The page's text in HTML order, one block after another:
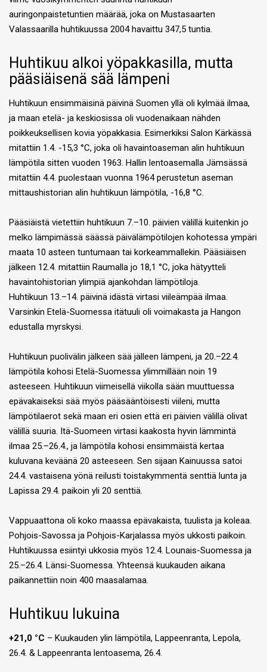
auringonpaistetuntien määrää, joka on Mustasaarten
Valassaarilla huhtikuussa 2004 havaittu 347,5 tuntia.
Huhtikuu alkoi yöpakkasilla, mutta
pääsiäisenä sää lämpeni
Huhtikuun ensimmäisinä päivinä Suomen yllä oli kylmää ilmaa,
ja maan etelä- ja keskiosissa oli vuodenaikaan nähden
poikkeuksellisen kovia yöpakkasia. Esimerkiksi Salon Kärkässä
mitattiin 1.4. -15,3 °C, joka oli havaintoaseman alin huhtikuun
lämpötila sitten vuoden 1963. Hallin lentoasemalla Jämsässä
mitattiin 4.4. puolestaan vuonna 1964 perustetun aseman
mittaushistorian alin huhtikuun lämpötila, -16,8 °C.
Pääsiäistä vietettiin huhtikuun 7.–10. päivien välillä kuitenkin jo
melko lämpimässä säässä päivälämpötilojen kohotessa ympäri
maata 10 asteen tuntumaan tai korkeammallekin. Pääsiäisen
jälkeen 12.4. mitattiin Raumalla jo 18,1 °C, joka hätyytteli
havaintohistorian ylimpiä ajankohdan lämpötiloja.
Huhtikuun 13.–14. päivinä idästä virtasi viileämpää ilmaa.
Varsinkin Etelä-Suomessa itätuuli oli voimakasta ja Hangon
edustalla myrskysi.
Huhtikuun puolivälin jälkeen sää jälleen lämpeni, ja 20.–22.4.
lämpötila kohosi Etelä-Suomessa ylimmillään noin 19
asteeseen. Huhtikuun viimeisellä viikolla sään muuttuessa
epävakaiseksi sää myös pääsääntöisesti viileni, mutta
lämpötilaerot sekä maan eri osien että eri päivien välillä olivat
välillä suuria. Itä-Suomeen virtasi kaakosta hyvin lämmintä
ilmaa 25.–26.4., ja lämpötila kohosi ensimmäistä kertaa
kuluvana keväänä 20 asteeseen. Sen sijaan Kainuussa satoi
24.4. vastaisena yönä reilusti toistakymmentä senttiä lunta ja
Lapissa 29.4. paikoin yli 20 senttiä.
Vappuaattona oli koko maassa epävakaista, tuulista ja koleaa.
Pohjois-Savossa ja Pohjois-Karjalassa myös ukkosti paikoin.
Huhtikuussa esiintyi ukkosia myös 12.4. Lounais-Suomessa ja
25.–26.4. Länsi-Suomessa. Yhteensä kuukauden aikana
paikannettiin noin 400 maasalamaa.
Huhtikuu lukuina
+21,0 °C – Kuukauden ylin lämpötila, Lappeenranta, Lepola,
26.4. & Lappeenranta lentoasema, 26.4.